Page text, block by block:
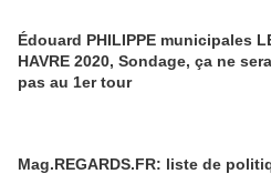
Édouard PHILIPPE municipales
HAVRE 2020, Sondage, ça ne
pas au 1er tour
Mag.REGARDS.FR: liste de